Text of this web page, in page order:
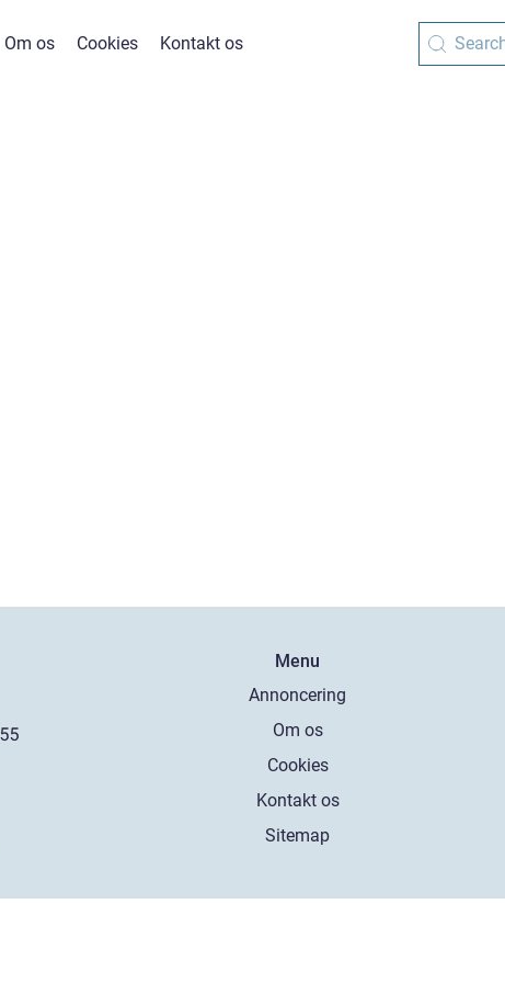
Om os Cookies Kontakt os
Menu
Annoncering
Om os
Cookies
Kontakt os
Sitemap